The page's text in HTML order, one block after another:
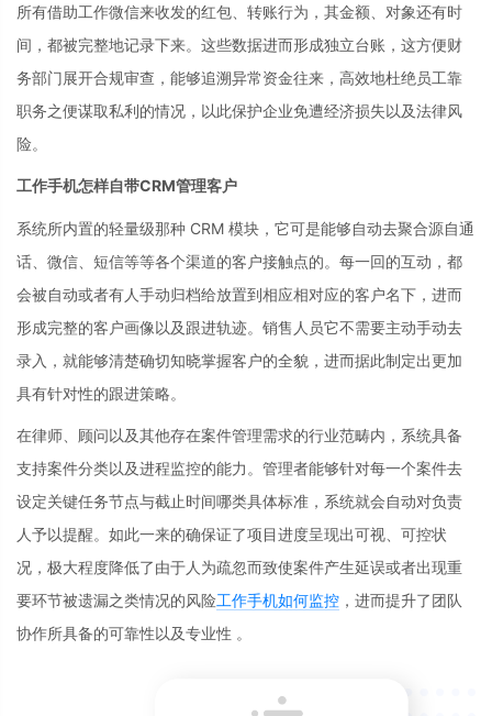
所有借助工作微信来收发的红包、转账行为，其金额、对象还有时
间，都被完整地记录下来。这些数据进而形成独立台账，这方便财
务部门展开合规审查，能够追溯异常资金往来，高效地杜绝员工靠
职务之便谋取私利的情况，以此保护企业免遭经济损失以及法律风
险。
工作手机怎样自带CRM管理客户
系统所内置的轻量级那种 CRM 模块，它可是能够自动去聚合源自通
话、微信、短信等等各个渠道的客户接触点的。每一回的互动，都
会被自动或者有人手动归档给放置到相应相对应的客户名下，进而
形成完整的客户画像以及跟进轨迹。销售人员它不需要主动手动去
录入，就能够清楚确切知晓掌握客户的全貌，进而据此制定出更加
具有针对性的跟进策略。
在律师、顾问以及其他存在案件管理需求的行业范畴内，系统具备
支持案件分类以及进程监控的能力。管理者能够针对每一个案件去
设定关键任务节点与截止时间哪类具体标准，系统就会自动对负责
人予以提醒。如此一来的确保证了项目进度呈现出可视、可控状
况，极大程度降低了由于人为疏忽而致使案件产生延误或者出现重
要环节被遗漏之类情况的风险工作手机如何监控 ，进而提升了团队
协作所具备的可靠性以及专业性 。